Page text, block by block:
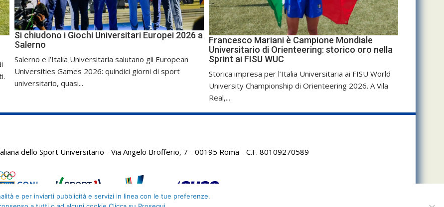
Si chiudono i Giochi Universitari Europei 2026 a
Salerno
Salerno e l’Italia Universitaria salutano gli European
Universities Games 2026: quindici giorni di sport
universitario, quasi...
Francesco Mariani è Campione Mondiale
Universitario di Orienteering: storico oro nella
Sprint ai FISU WUC
Storica impresa per l’Italia Universitaria ai FISU World
University Championship di Orienteering 2026. A Vila
Real,...
dello Sport Universitario - Via Angelo Brofferio, 7 - 00195 Roma - C.F. 80109270589
e per inviarti pubblicità e servizi in linea con le tue preferenze.